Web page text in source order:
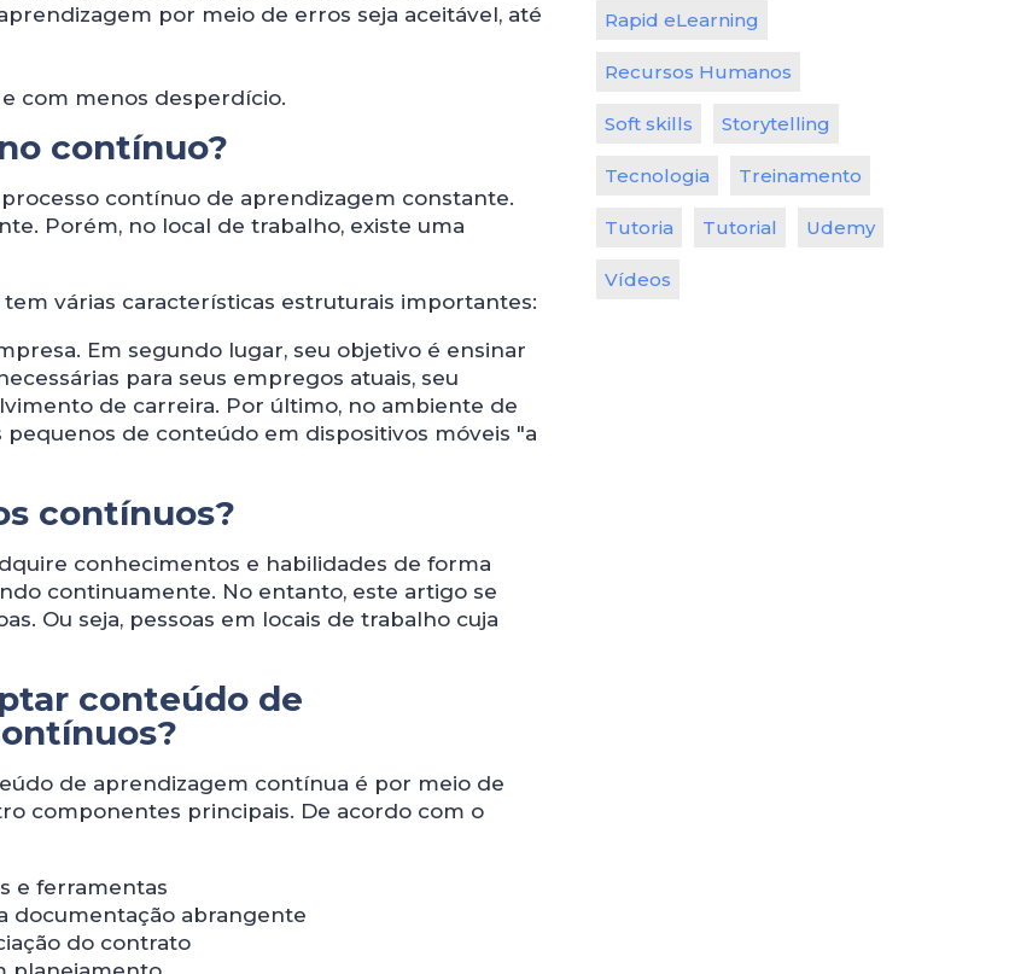
por meio de erros seja aceitável, até
com menos desperdício.
contínuo?
contínuo de aprendizagem constante.
Porém, no local de trabalho, existe uma
várias características estruturais importantes:
Em segundo lugar, seu objetivo é ensinar
para seus empregos atuais, seu
de carreira. Por último, no ambiente de
de conteúdo em dispositivos móveis "a
contínuos?
conhecimentos e habilidades de forma
continuamente. No entanto, este artigo se
Ou seja, pessoas em locais de trabalho cuja
conteúdo de
de aprendizagem contínua é por meio de
componentes principais. De acordo com o
e ferramentas
documentação abrangente
do contrato
Rapid eLearning
Recursos Humanos
Soft skills Storytelling
Tecnologia Treinamento
Tutoria Tutorial Udemy
Vídeos